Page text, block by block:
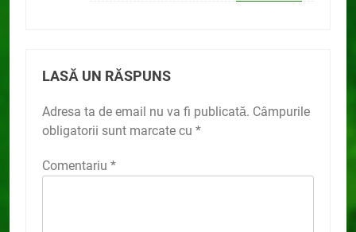
LASĂ UN RĂSPUNS
Adresa ta de email nu va fi publicată. Câmpurile
obligatorii sunt marcate cu *
Comentariu *